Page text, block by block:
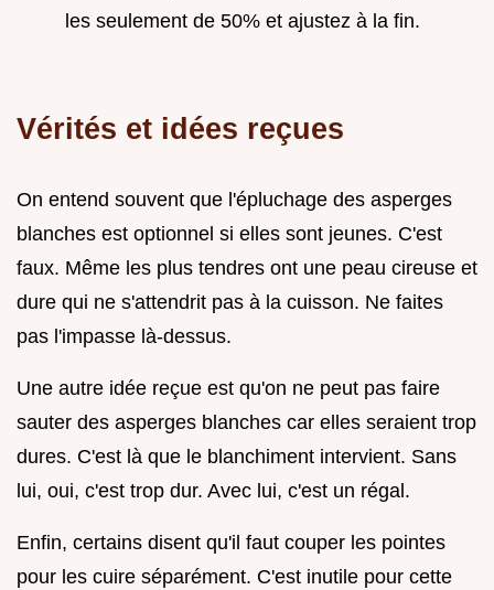
les seulement de 50% et ajustez à la fin.
Vérités et idées reçues
On entend souvent que l'épluchage des asperges
blanches est optionnel si elles sont jeunes. C'est
faux. Même les plus tendres ont une peau cireuse et
dure qui ne s'attendrit pas à la cuisson. Ne faites
pas l'impasse là-dessus.
Une autre idée reçue est qu'on ne peut pas faire
sauter des asperges blanches car elles seraient trop
dures. C'est là que le blanchiment intervient. Sans
lui, oui, c'est trop dur. Avec lui, c'est un régal.
Enfin, certains disent qu'il faut couper les pointes
pour les cuire séparément. C'est inutile pour cette